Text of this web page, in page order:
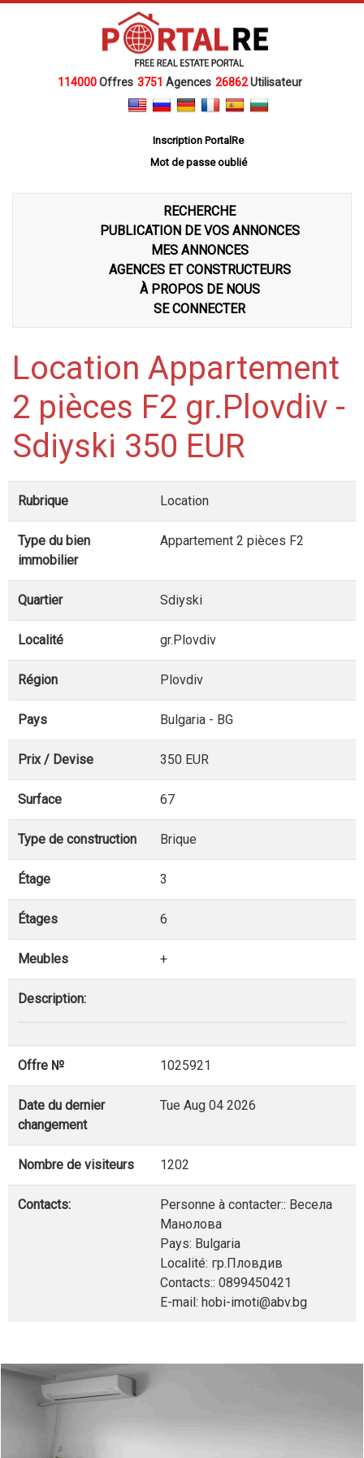
114000Offres 3751 Agences 26862Utilisateur
Inscription PortalRe
Mot de passe oublié
RECHERCHE
PUBLICATION DE VOS ANNONCES
MES ANNONCES
AGENCES ET CONSTRUCTEURS
À PROPOS DE NOUS
SE CONNECTER
Location Appartement
2 pièces F2 gr.Plovdiv -
Sdiyski 350 EUR
Rubrique Location
Type du bien
immobilier
Appartement 2 pièces F2
Quartier Sdiyski
Localité gr.Plovdiv
Région Plovdiv
Pays Bulgaria - BG
Prix / Devise 350 EUR
Surface 67
Type de construction Brique
Étage 3
Étages 6
Meubles +
Description:
Offre № 1025921
Date du dernier
changement
Tue Aug 04 2026
Nombre de visiteurs 1202
Contacts:
Personne à contacter:: Весела
Манолова
Pays: Bulgaria
Localité: гр.Пловдив
Contacts:: 0899450421
E-mail: hobi-imoti@abv.bg